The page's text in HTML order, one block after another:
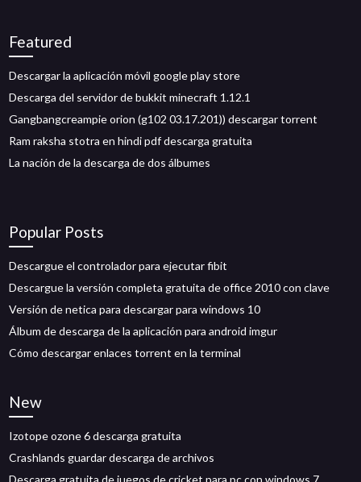
Featured
Descargar la aplicación móvil google play store
Descarga del servidor de bukkit minecraft 1.12.1
Gangbangcreampie orion (g102 03.17.201)) descargar torrent
Ram raksha stotra en hindi pdf descarga gratuita
La nación de la descarga de dos álbumes
Popular Posts
Descargue el controlador para ejecutar fibit
Descargue la versión completa gratuita de office 2010 con clave
Versión de netica para descargar para windows 10
Álbum de descarga de la aplicación para android imgur
Cómo descargar enlaces torrent en la terminal
New
Izotope ozone 6 descarga gratuita
Crashlands guardar descarga de archivos
Descarga gratuita de juegos de cricket para pc con windows 7